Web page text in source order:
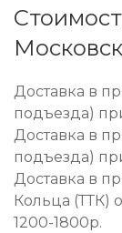
Доставка в
подъезда)
Доставка в
подъезда)
Доставка в
Кольца (ТТК)
1200-1800р.